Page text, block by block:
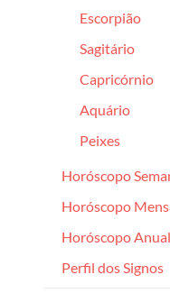
Escorpião
Sagitário
Capricórnio
Aquário
Peixes
Horóscopo
Horóscopo
Horóscopo Anual
Perfil dos Signos